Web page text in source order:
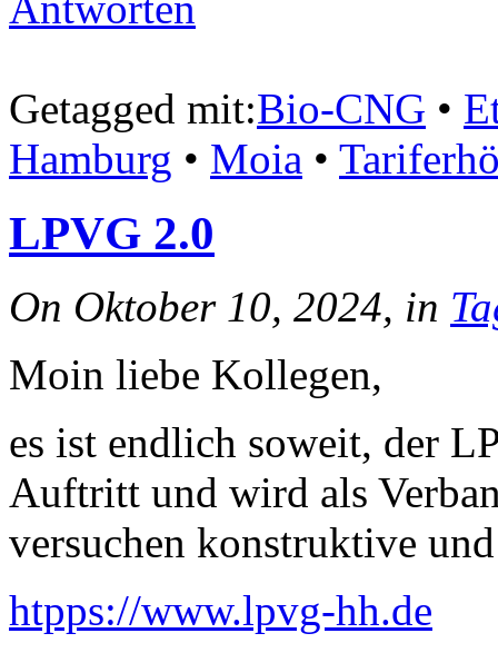
Getagged mit:Bio-CNG •
Hamburg • Moia •
LPVG 2.0
On Oktober 10, 2024, in
Moin liebe Kollegen,
es ist endlich soweit, der
Auftritt und wird als
versuchen konstruktive
htpps://www.lpvg-hh.de